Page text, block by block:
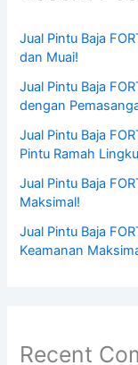
Jual Pintu Baja
dan Muai!
Jual Pintu Baja
dengan
Jual Pintu Baja
Pintu Ramah
Jual Pintu Baja
Maksimal!
Jual Pintu Baja
Keamanan
Recent